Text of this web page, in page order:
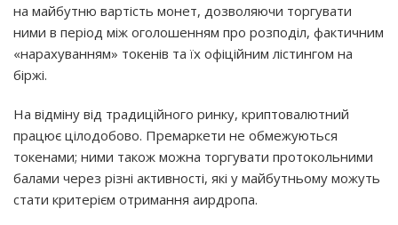
на майбутню вартість монет, дозволяючи торгувати
ними в період між оголошенням про розподіл, фактичним
«нарахуванням» токенів та їх офіційним лістингом на
біржі.
На відміну від традиційного ринку, криптовалютний
працює цілодобово. Премаркети не обмежуються
токенами; ними також можна торгувати протокольними
балами через різні активності, які у майбутньому можуть
стати критерієм отримання аирдропа.